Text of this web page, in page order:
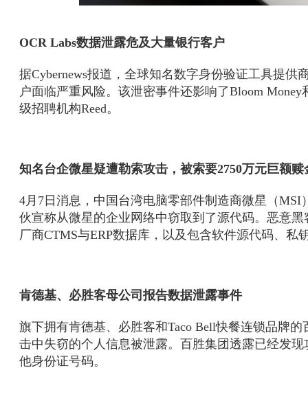
OCR Labs数据泄露危及大量银行客户
据Cybernews报道，全球知名数字身份验证工具提
户面临严重风险。该泄密事件还影响了Bloom
级招聘机构Reed。
知名台企微星疑遭勒索攻击，被索要2750万元巨额赎
4月7日消息，中国台湾电脑零部件制造商微星（MSI
伙宣称从微星的企业网络中窃取到了源代码。恶意
厂商CTMS与ERP数据库，以及包含软件源代码、私
肯德基、必胜客母公司报告数据泄露事件
旗下拥有肯德基、必胜客和Taco Bell快餐连锁品牌
击中失窃的个人信息被泄露。百胜集团透露已经发
他身份证号码。